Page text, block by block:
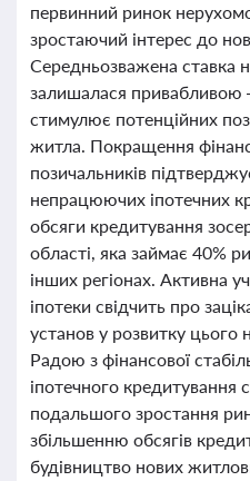
первинний ринок
зростаючий інтерес до
Середньозважена ставка
залишалася
стимулює потенційних
житла. Покращення
позичальників
непрацюючих іпотечних
обсяги кредитування
області, яка займає 40%
інших регіонах. Активна
іпотеки свідчить про
установ у розвитку цього
Радою з фінансової
іпотечного
подальшого зростання
збільшенню обсягів
будівництво нових